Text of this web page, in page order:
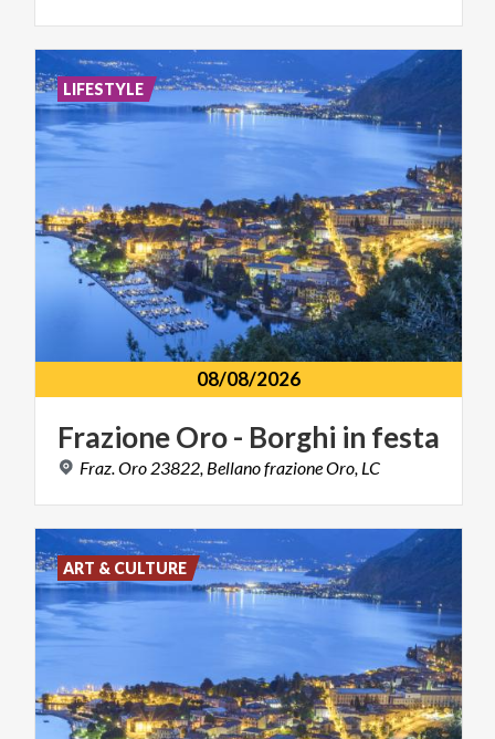
08/08/2026
FrazioneOro- Borghi in festa
Fraz.Oro 23822, BellanofrazioneOro, LC
LIFESTYLE
ART & CULTURE